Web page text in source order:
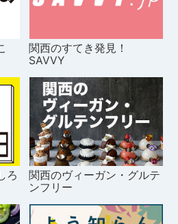
関西のすてき発見！
SAVVY
ろ
関西のヴィーガン・グルテ
ンフリー